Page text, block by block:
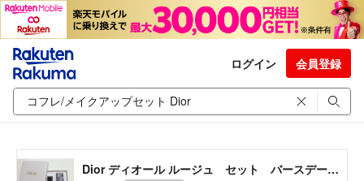
ログイン 会員登録
Dior ディオール ルージュ セット バースデー ノベルティ